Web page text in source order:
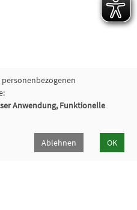
Anwendung, Funktionelle
Ablehnen OK